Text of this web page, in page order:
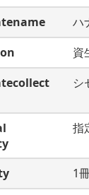
ハ
資
シ
指
1